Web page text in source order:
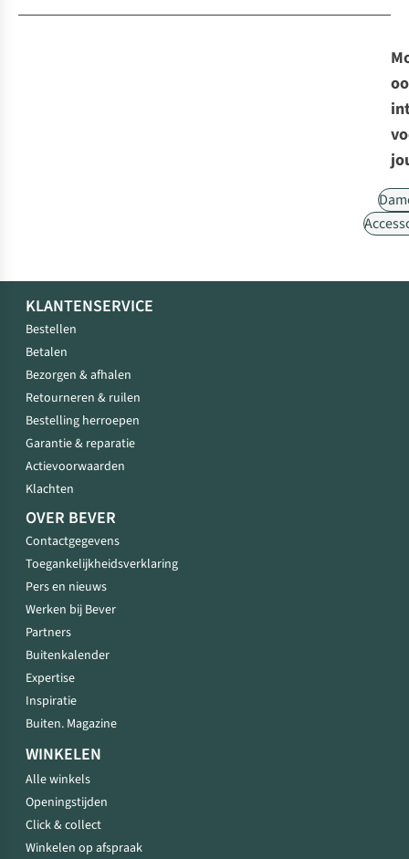
KLANTENSERVICE
Bestellen
Betalen
Bezorgen & afhalen
Retourneren & ruilen
Bestelling herroepen
Garantie & reparatie
Actievoorwaarden
Klachten
OVER BEVER
Contactgegevens
Toegankelijkheidsverklaring
Pers en nieuws
Werken bij Bever
Partners
Buitenkalender
Expertise
Inspiratie
Buiten. Magazine
WINKELEN
Alle winkels
Openingstijden
Click & collect
Winkelen op afspraak